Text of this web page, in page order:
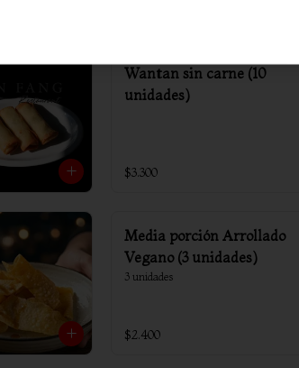
Wantan sin carne (10
unidades)
$3.300
Media porción Arrollado
Vegano (3 unidades)
3 unidades
$2.400